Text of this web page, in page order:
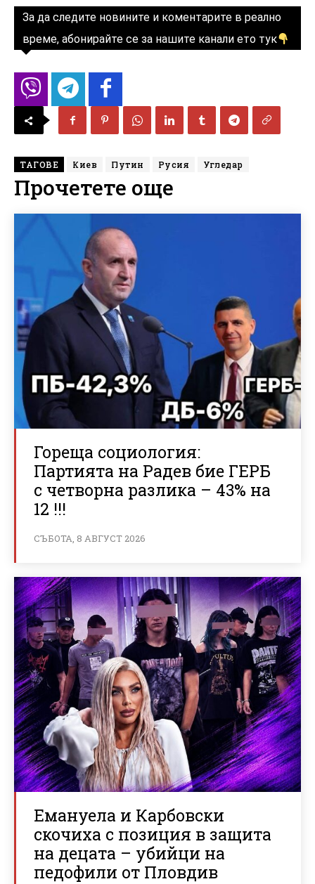
За да следите новините и коментарите в реално
време, абонирайте се за нашите канали ето тук
ТАГОВЕ Киев Путин Русия Угледар
Прочетете още
Гореща социология:
Партията на Радев бие ГЕРБ
с четворна разлика – 43% на
12 !!!
СЪБОТА, 8 АВГУСТ 2026
Емануела и Карбовски
скочиха с позиция в защита
на децата – убийци на
педофили от Пловдив